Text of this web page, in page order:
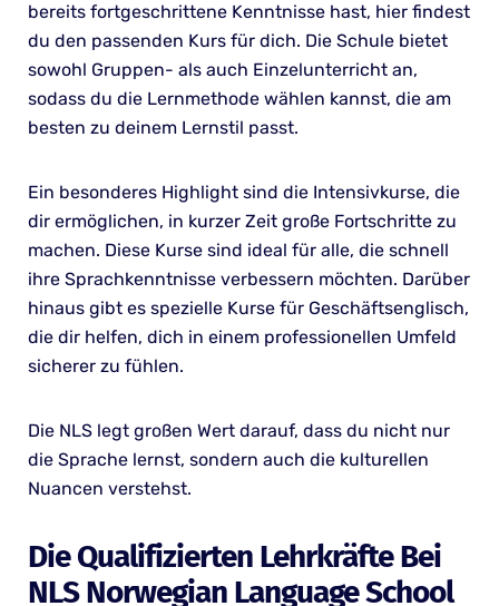
bereits fortgeschrittene Kenntnisse hast, hier findest
du den passenden Kurs für dich. Die Schule bietet
sowohl Gruppen- als auch Einzelunterricht an,
sodass du die Lernmethode wählen kannst, die am
besten zu deinem Lernstil passt.
Ein besonderes Highlight sind die Intensivkurse, die
dir ermöglichen, in kurzer Zeit große Fortschritte zu
machen. Diese Kurse sind ideal für alle, die schnell
ihre Sprachkenntnisse verbessern möchten. Darüber
hinaus gibt es spezielle Kurse für Geschäftsenglisch,
die dir helfen, dich in einem professionellen Umfeld
sicherer zu fühlen.
Die NLS legt großen Wert darauf, dass du nicht nur
die Sprache lernst, sondern auch die kulturellen
Nuancen verstehst.
Die Qualifizierten Lehrkräfte Bei
NLS Norwegian Language School